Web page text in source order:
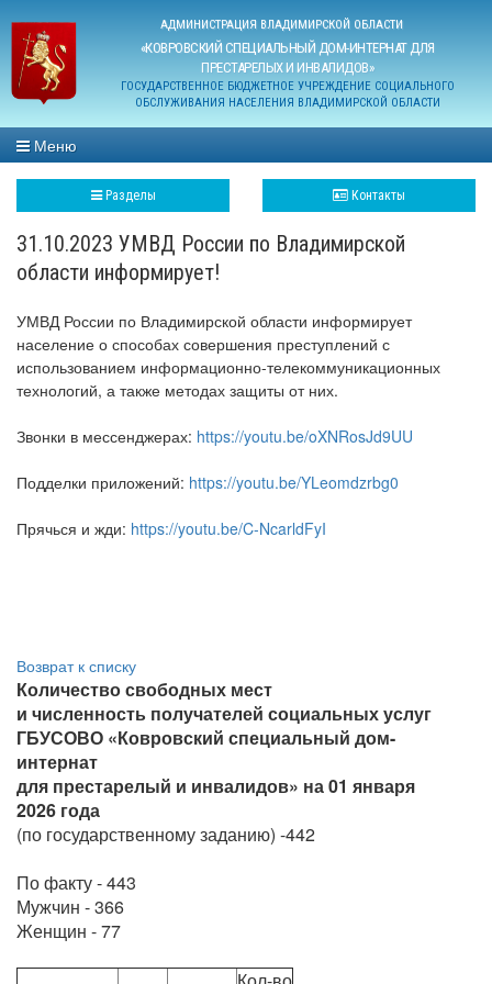
АДМИНИСТРАЦИЯ ВЛАДИМИРСКОЙ ОБЛАСТИ
«КОВРОВСКИЙ СПЕЦИАЛЬНЫЙ ДОМ-ИНТЕРНАТ ДЛЯ
ПРЕСТАРЕЛЫХ И ИНВАЛИДОВ»
ГОСУДАРСТВЕННОЕ БЮДЖЕТНОЕ УЧРЕЖДЕНИЕ СОЦИАЛЬНОГО
ОБСЛУЖИВАНИЯ НАСЕЛЕНИЯ ВЛАДИМИРСКОЙ ОБЛАСТИ
Меню
Разделы Контакты
31.10.2023 УМВД России по Владимирской
области информирует!
УМВД России по Владимирской области информирует
население о способах совершения преступлений с
использованием информационно-телекоммуникационных
технологий, а также методах защиты от них.
Звонки в мессенджерах: https://youtu.be/oXNRosJd9UU
Подделки приложений: https://youtu.be/YLeomdzrbg0
Прячься и жди: https://youtu.be/C-NcarldFyI
Возврат к списку
Количество свободных мест
и численность получателей социальных услуг
ГБУСОВО «Ковровский специальный дом-
интернат
для престарелый и инвалидов» на 01 января
2026 года
(по государственному заданию) -442
По факту - 443
Мужчин - 366
Женщин - 77